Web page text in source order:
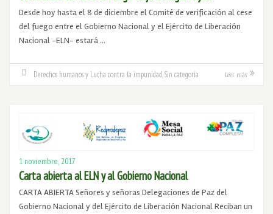
Desde hoy hasta el 8 de diciembre el Comité de verificación al cese
del fuego entre el Gobierno Nacional y el Ejército de Liberación
Nacional -ELN- estará …
Derechos humanos y Lucha contra la impunidad Sin categoría Leer más
1 noviembre, 2017
Carta abierta al ELN y al Gobierno Nacional
CARTA ABIERTA Señores y señoras Delegaciones de Paz del
Gobierno Nacional y del Ejército de Liberación Nacional Reciban un